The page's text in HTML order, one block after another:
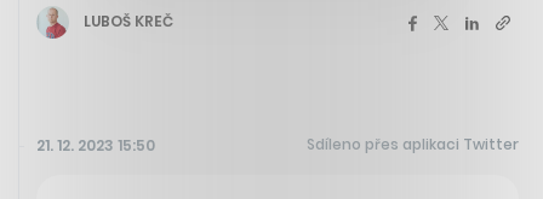
LUBOŠ KREČ
21. 12. 2023 15:50 Sdíleno přes aplikaci Twitter